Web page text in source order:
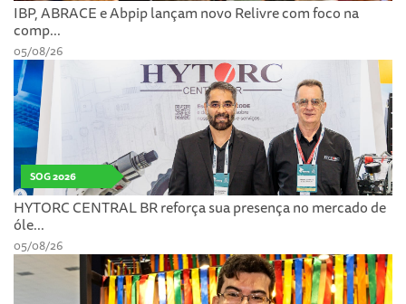
IBP, ABRACE e Abpip lançam novo Relivre com foco na
comp...
05/08/26
SOG 2026
HYTORC CENTRAL BR reforça sua presença no mercado de
óle...
05/08/26